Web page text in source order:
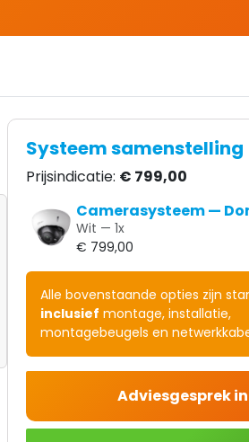
Systeem samenstelling
Prijsindicatie: € 799,00
Camerasysteem —
Wit — 1x
€ 799,00
Alle bovenstaande opties zijn
inclusief montage, installatie,
montagebeugels en
Adviesgesprek